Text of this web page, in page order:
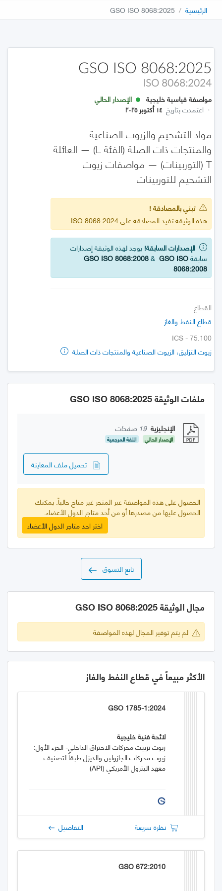
الرئيسية GSO ISO 8068:2025
GSO ISO 8068:2025
ISO 8068:2024
مواصفة قياسية خليجية
الإصدار الحالي
· اعتمدت بتاريخ ١٤ أكتوبر ٢٠٢٥
مواد التشحيم والزيوت الصناعية
والمنتجات ذات الصلة (الفئة L) — العائلة
T (التوربينات) — مواصفات زيوت
التشحيم للتوربينات
تبني بالمصادقة !
هذه الوثيقة تفيد المصادقة على ISO 8068:2024
الإصدارات السابقة! يوجد لهذه الوثيقة إصدارات
سابقة
GSO ISO 8068:2008& GSO ISO
8068:2008
القطاع
قطاع النفط والغاز
ICS - 75.100
زيوت التزليق، الزيوت الصناعية والمنتجات ذات الصلة
ملفات الوثيقة GSO ISO 8068:2025
الإنجليزية 19 صفحات
الإصدار الحالي اللغة المرجعية
تحميل ملف المعاينة
الحصول على هذه المواصفة عبر المتجر غير متاح حالياً. يمكنك
الحصول عليها من مصدرها أو من أحد متاجر الدول الأعضاء.
اختر احد متاجر الدول الأعضاء
تابع التسوق
مجال الوثيقة GSO ISO 8068:2025
لم يتم توفير المجال لهذه المواصفة
الأكثر مبيعاً في قطاع النفط والغاز
GSO 1785-1:2024
لائحة فنية خليجية
زيوت تزييت محركات الاحتراق الداخلي- الجزء الأول:
زيوت محركات الجازولين والديزل طبقاً لتصنيف
معهد البترول الأمريكي (API)
نظرة سريعة التفاصيل
GSO 672:2010